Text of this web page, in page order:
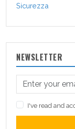
Sicurezza
NEWSLETTER
I've read and